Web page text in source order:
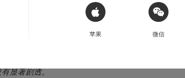
天 The Witness 打折，于是就买了。老实说划线谜
显著剧透。
 Sign in with Apple
苹果 微信